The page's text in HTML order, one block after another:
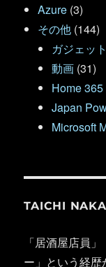
Azure (3)
その他 (144)
ガジェッ
動画 (31)
Home
Japan
Microsoft
TAICHI
「居酒屋店員
ー」という経